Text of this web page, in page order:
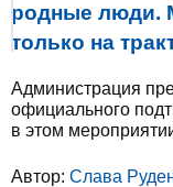
родные люди.
только на
Администрация
официального
в этом
Автор: Слава